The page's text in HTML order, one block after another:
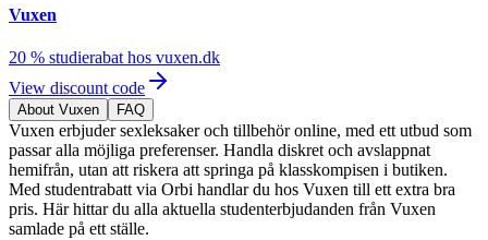
Vuxen
20 % studierabat hos vuxen.dk
View discount code
About Vuxen FAQ
Vuxen erbjuder sexleksaker och tillbehör online, med ett utbud som
passar alla möjliga preferenser. Handla diskret och avslappnat
hemifrån, utan att riskera att springa på klasskompisen i butiken.
Med studentrabatt via Orbi handlar du hos Vuxen till ett extra bra
pris. Här hittar du alla aktuella studenterbjudanden från Vuxen
samlade på ett ställe.